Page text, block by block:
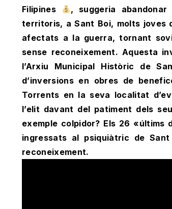
Filipines
, suggeria
territoris, a Sant Boi, molts joves
afectats a la guerra, tornant
sense reconeixement. Aquesta
l’Arxiu Municipal Històric de
d’inversions en obres de
Torrents en la seva localitat
l’elit davant del patiment dels
exemple colpidor? Els 26 «últims
ingressats al psiquiàtric de
reconeixement.